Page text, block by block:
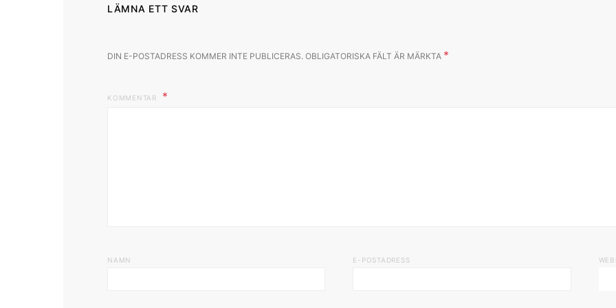
LÄMNA ETT SVAR
DIN E-POSTADRESS KOMMER INTE PUBLICERAS. OBLIGATORISKA FÄLT ÄR MÄRKTA *
KOMMENTAR
NAMN E-POSTADRESS